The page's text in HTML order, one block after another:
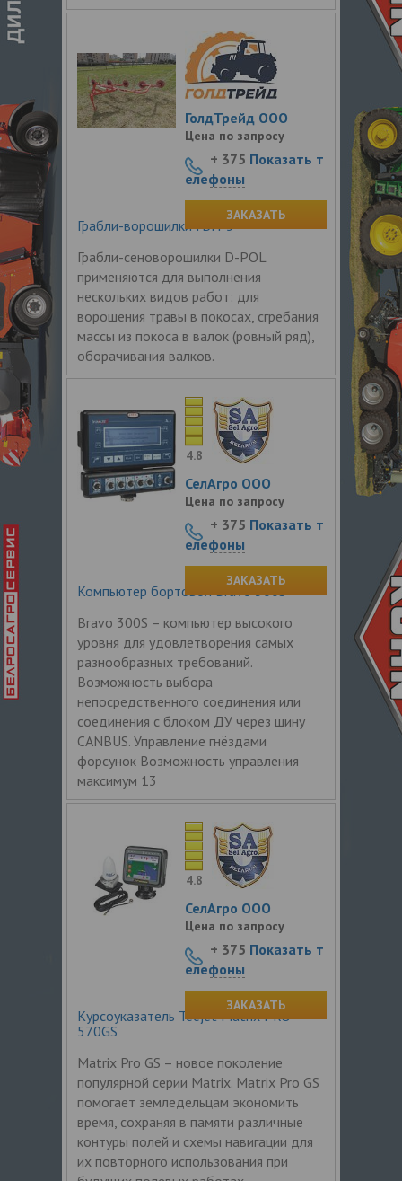
Грабли-ворошилки ГВН-5
Грабли-сеноворошилки D-POL
применяются для выполнения
нескольких видов работ: для
ворошения травы в покосах, сгребания
массы из покоса в валок (ровный ряд),
оборачивания валков.
ГолдТрейд ООО
Цена по запросу
+ 375 Показать т
елефоны
ЗАКАЗАТЬ
Компьютер бортовой Bravo 300S
Bravo 300S – компьютер высокого
уровня для удовлетворения самых
разнообразных требований.
Возможность выбора
непосредственного соединения или
соединения с блоком ДУ через шину
CANBUS. Управление гнёздами
форсунок Возможность управления
максимум 13
4.8
СелАгро ООО
Цена по запросу
+ 375 Показать т
елефоны
ЗАКАЗАТЬ
Курсоуказатель Teejet Matrix PRO
570GS
Matrix Prо GS – новое поколение
популярной серии Matrix. Matrix Pro GS
помогает земледельцам экономить
время, сохраняя в памяти различные
контуры полей и схемы навигации для
их повторного использования при
4.8
СелАгро ООО
Цена по запросу
+ 375 Показать т
елефоны
ЗАКАЗАТЬ